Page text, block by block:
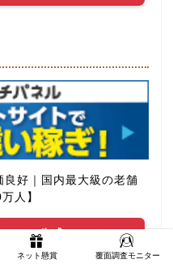
好｜国内最大級の老舗
人】
公式ページ
ネット懸賞 覆面調査モニター